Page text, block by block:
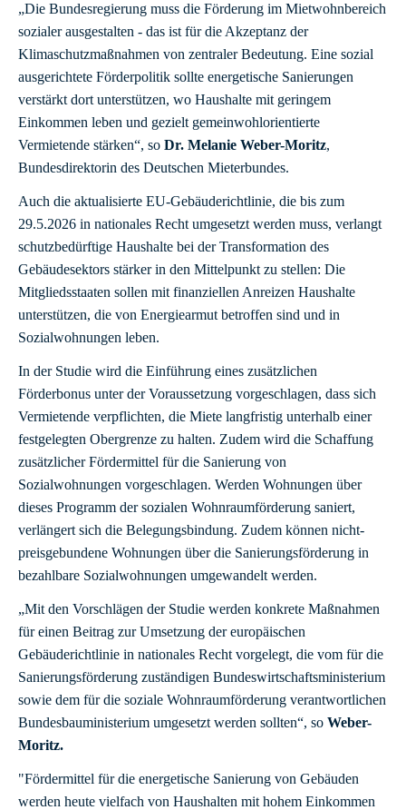
„Die Bundesregierung muss die Förderung im Mietwohnbereich
sozialer ausgestalten - das ist für die Akzeptanz der
Klimaschutzmaßnahmen von zentraler Bedeutung. Eine sozial
ausgerichtete Förderpolitik sollte energetische Sanierungen
verstärkt dort unterstützen, wo Haushalte mit geringem
Einkommen leben und gezielt gemeinwohlorientierte
Vermietende stärken“, so Dr. Melanie Weber-Moritz,
Bundesdirektorin des Deutschen Mieterbundes.
Auch die aktualisierte EU-Gebäuderichtlinie, die bis zum
29.5.2026 in nationales Recht umgesetzt werden muss, verlangt
schutzbedürftige Haushalte bei der Transformation des
Gebäudesektors stärker in den Mittelpunkt zu stellen: Die
Mitgliedsstaaten sollen mit finanziellen Anreizen Haushalte
unterstützen, die von Energiearmut betroffen sind und in
Sozialwohnungen leben.
In der Studie wird die Einführung eines zusätzlichen
Förderbonus unter der Voraussetzung vorgeschlagen, dass sich
Vermietende verpflichten, die Miete langfristig unterhalb einer
festgelegten Obergrenze zu halten. Zudem wird die Schaffung
zusätzlicher Fördermittel für die Sanierung von
Sozialwohnungen vorgeschlagen. Werden Wohnungen über
dieses Programm der sozialen Wohnraumförderung saniert,
verlängert sich die Belegungsbindung. Zudem können nicht-
preisgebundene Wohnungen über die Sanierungsförderung in
bezahlbare Sozialwohnungen umgewandelt werden.
„Mit den Vorschlägen der Studie werden konkrete Maßnahmen
für einen Beitrag zur Umsetzung der europäischen
Gebäuderichtlinie in nationales Recht vorgelegt, die vom für die
Sanierungsförderung zuständigen Bundeswirtschaftsministerium
sowie dem für die soziale Wohnraumförderung verantwortlichen
Bundesbauministerium umgesetzt werden sollten“, so Weber-
Moritz.
"Fördermittel für die energetische Sanierung von Gebäuden
werden heute vielfach von Haushalten mit hohem Einkommen